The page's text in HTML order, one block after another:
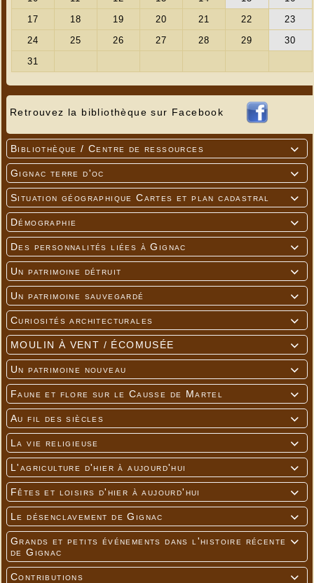
Retrouvez la bibliothèque sur Facebook

Bibliothèque / Centre de ressources

Gignac terre d'oc

Situation géographique Cartes et plan cadastral

Démographie

Des personnalités liées à Gignac

Un patrimoine détruit

Un patrimoine sauvegardé

Curiosités architecturales

MOULIN À VENT / ÉCOMUSÉE

Un patrimoine nouveau

Faune et flore sur le Causse de Martel

Au fil des siècles

La vie religieuse

L'agriculture d'hier à aujourd'hui

Fêtes et loisirs d'hier à aujourd'hui

Le désenclavement de Gignac

Grands et petits événements dans l'histoire récente
de Gignac

Contributions